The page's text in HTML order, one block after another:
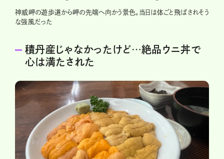
神威岬の遊歩道から岬の先端へ向かう景色。当日は体ごと飛ばされそう
な強風だった
積丹産じゃなかったけど…絶品ウニ丼で
心は満たされた